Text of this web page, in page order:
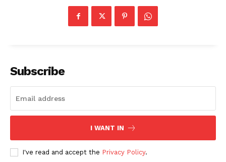
Subscribe
I WANT IN
I've read and accept the Privacy Policy.